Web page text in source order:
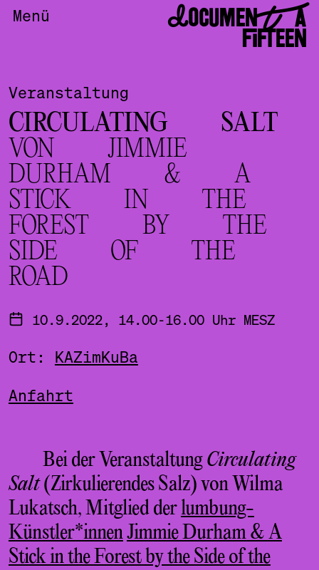
Menü DOCUMENTA
FIFTEEN
Veranstaltung
CIRCULATING SALT
VON JIMMIE
DURHAM & A
STICK IN THE
FOREST BY THE
SIDE OF THE
ROAD
10.9.2022, 14.00-16.00 Uhr MESZ
Ort: KAZimKuBa
Anfahrt
Bei der VeranstaltungCirculating
Salt(Zirkulierendes Salz) von Wilma
Lukatsch, Mitglied derlumbung-
Künstler*innenJimmie Durham & A
Stick in the Forest by the Side of the